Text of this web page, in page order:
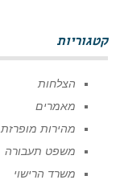
קטגוריות
הצלחות
מאמרים
מהירות מופרזת
משפט תעבורה
משרד הרישוי